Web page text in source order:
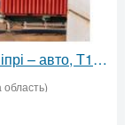
Митний брокер у Дніпрі – авто, Т1, імпорт, експорт, особисті речі
область)